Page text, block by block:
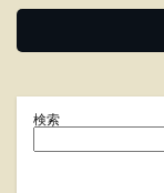
検索